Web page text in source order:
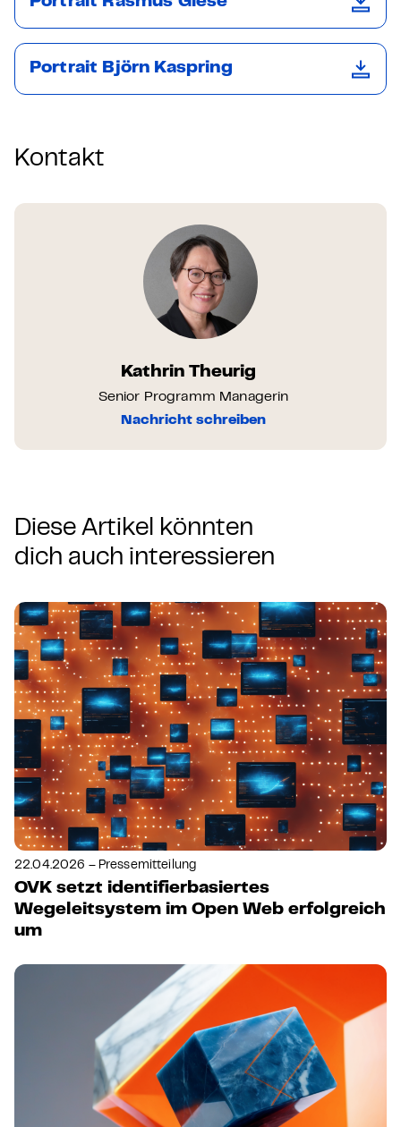
Portrait Björn Kaspring
Kontakt
Kathrin Theurig
Senior Programm Managerin
Nachricht schreiben
Diese Artikel könnten
dich auch interessieren
22.04.2026 – Pressemitteilung
OVK setzt identifierbasiertes
Wegeleitsystem im Open Web erfolgreich
um